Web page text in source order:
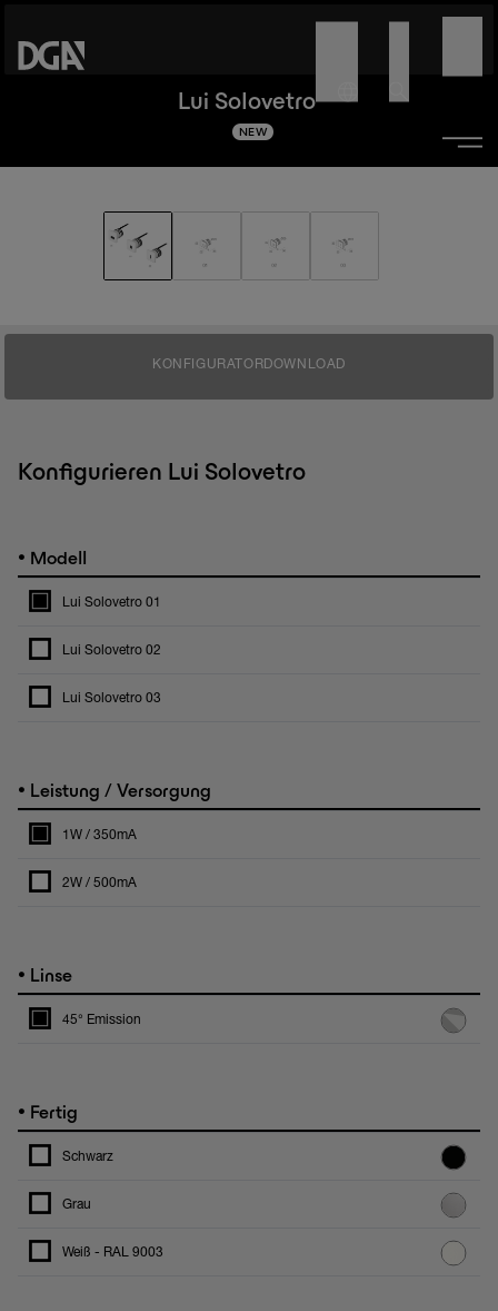
Lui Solovetro
NEW
KONFIGURATORDOWNLOAD
Konfigurieren Lui Solovetro
• Modell
Lui Solovetro 01
Lui Solovetro 02
Lui Solovetro 03
• Leistung / Versorgung
1W / 350mA
2W / 500mA
• Linse
45° Emission
• Fertig
Schwarz
Grau
Weiß - RAL 9003